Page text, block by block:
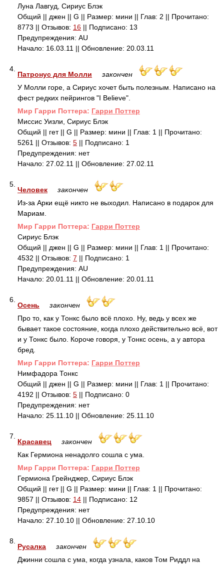
Луна Лавгуд, Сириус Блэк
Общий || джен || G || Размер: мини || Глав: 2 || Прочитано:
8773 || Отзывов: 16 || Подписано: 13
Предупреждения: AU
Начало: 16.03.11 || Обновление: 20.03.11
4.
Патронус для Молли
закончен
У Молли горе, а Сириус хочет быть полезным. Написано на
фест редких пейрингов "I Believe".
Mир Гарри Поттера: Гарри Поттер
Миссис Уизли, Сириус Блэк
Общий || гет || G || Размер: мини || Глав: 1 || Прочитано:
5261 || Отзывов: 5 || Подписано: 1
Предупреждения: нет
Начало: 27.02.11 || Обновление: 27.02.11
5.
Человек
закончен
Из-за Арки ещё никто не выходил. Написано в подарок для
Мариам.
Mир Гарри Поттера: Гарри Поттер
Сириус Блэк
Общий || джен || G || Размер: мини || Глав: 1 || Прочитано:
4532 || Отзывов: 7 || Подписано: 1
Предупреждения: AU
Начало: 20.01.11 || Обновление: 20.01.11
6.
Осень
закончен
Про то, как у Тонкс было всё плохо. Ну, ведь у всех же
бывает такое состояние, когда плохо действительно всё, вот
и у Тонкс было. Короче говоря, у Тонкс осень, а у автора
бред.
Mир Гарри Поттера: Гарри Поттер
Нимфадора Тонкс
Общий || джен || G || Размер: мини || Глав: 1 || Прочитано:
4192 || Отзывов: 5 || Подписано: 0
Предупреждения: нет
Начало: 25.11.10 || Обновление: 25.11.10
7.
Красавец
закончен
Как Гермиона ненадолго сошла с ума.
Mир Гарри Поттера: Гарри Поттер
Гермиона Грейнджер, Сириус Блэк
Общий || гет || G || Размер: мини || Глав: 1 || Прочитано:
9857 || Отзывов: 14 || Подписано: 12
Предупреждения: нет
Начало: 27.10.10 || Обновление: 27.10.10
8.
Русалка
закончен
Джинни сошла с ума, когда узнала, каков Том Риддл на